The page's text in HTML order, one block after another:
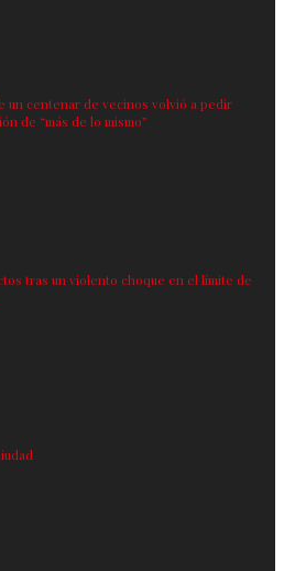
un centenar de vecinos volvió a pedir
de “más de lo mismo”
tras un violento choque en el límite de